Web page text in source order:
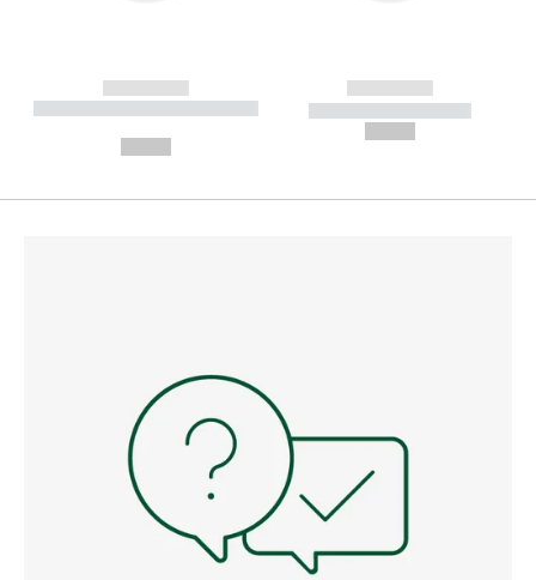
------------
----------- ----------- --------
------------
----------- -----------